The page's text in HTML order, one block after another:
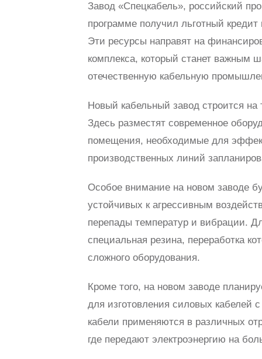
Завод «Спецкабель», российский
программе получил льготный
Эти ресурсы направят на
комплекса, который станет важным
отечественную кабельную
Новый кабельный завод строится
Здесь разместят современное
помещения, необходимые для
производственных линий
Особое внимание на новом заводе
устойчивых к агрессивным
перепады температур и вибрации.
специальная резина, переработка
сложного оборудования.
Кроме того, на новом заводе
для изготовления силовых кабелей
кабели применяются в различных
где передают электроэнергию на